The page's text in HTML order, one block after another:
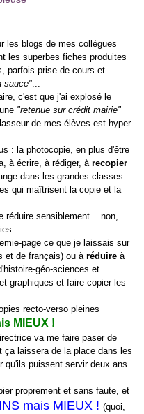
les blogs de mes collègues
les superbes fiches produites
parfois prise de cours et
sauce"...
c'est que j'ai explosé le
"retenue sur crédit mairie"
de mes élèves est hyper
: la photocopie, en plus d'être
à écrire, à rédiger, à recopier
dans les grandes classes.
qui maîtrisent la copie et la
réduire sensiblement... non,
page ce que je laissais sur
et de français) ou à réduire à
géo-sciences et
graphiques et faire copier les
recto-verso pleines
MIEUX !
va me faire paser de
ça laissera de la place dans les
qu'ils puissent servir deux ans.
proprement et sans faute, et
mais MIEUX ! (quoi,